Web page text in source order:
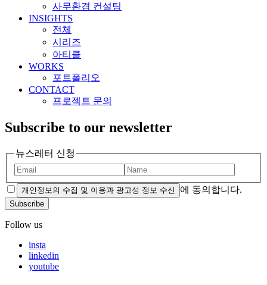
사무환경 컨설팅
INSIGHTS
전체
시리즈
아티클
WORKS
포트폴리오
CONTACT
프로젝트 문의
Subscribe to our newsletter
뉴스레터 신청
개인정보의 수집 및 이용과 광고성 정보 수신 에 동의합니다.
Subscribe
Follow us
insta
linkedin
youtube